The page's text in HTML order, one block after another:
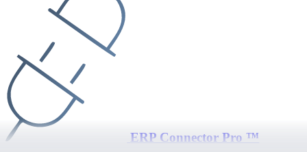
ERP Connector Pro ™